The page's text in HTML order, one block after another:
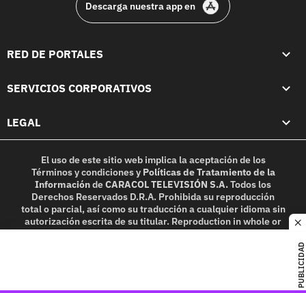
PUBLICIDAD
Descarga nuestra app en
RED DE PORTALES
SERVICIOS CORPORATIVOS
LEGAL
El uso de este sitio web implica la aceptación de los
Términos y condicionesy Políticas de Tratamiento de la
InformacióndeCARACOL TELEVISIÓN S.A.Todos los
Derechos Reservados D.R.A. Prohibida su reproducción
total o parcial, así como su traducción a cualquier idioma sin
autorización escrita de su titular. Reproduction in whole or